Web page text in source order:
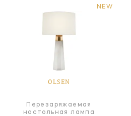
NEW
OLSEN
Перезаряжаемая
настольная лампа